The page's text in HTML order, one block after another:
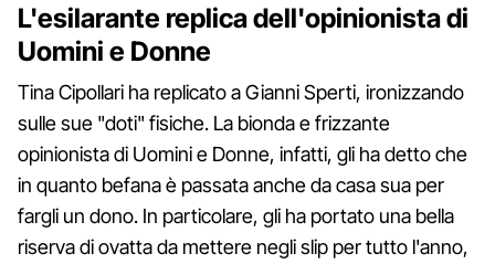
L'esilarante replica dell'opinionista di
Uomini e Donne
Tina Cipollari ha replicato a Gianni Sperti, ironizzando
sulle sue "doti" fisiche. La bionda e frizzante
opinionista di Uomini e Donne, infatti, gli ha detto che
in quanto befana è passata anche da casa sua per
fargli un dono. In particolare, gli ha portato una bella
riserva di ovatta da mettere negli slip per tutto l'anno,